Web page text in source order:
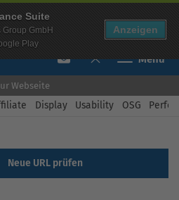
Über uns Free Account
Toggle
Webseite
Display Usability OSG
Neue URL prüfen
Suite
GmbH
Play
Anzeigen